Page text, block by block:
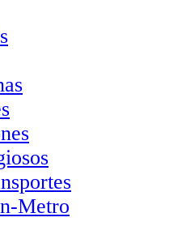
Metro